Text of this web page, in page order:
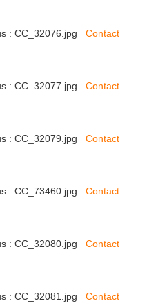
: CC_32076.jpg Contact
: CC_32077.jpg Contact
: CC_32079.jpg Contact
: CC_73460.jpg Contact
: CC_32080.jpg Contact
: CC_32081.jpg Contact